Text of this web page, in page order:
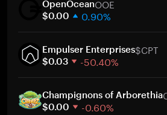
30日間
時価総額
OpenOceanOOE
$0.00 0.90%
30日間
時価総額
Empulser Enterprises$CPT
$0.03 -50.40%
30日間
時価総額
Champignons of Arborethia
$0.00 -0.60%